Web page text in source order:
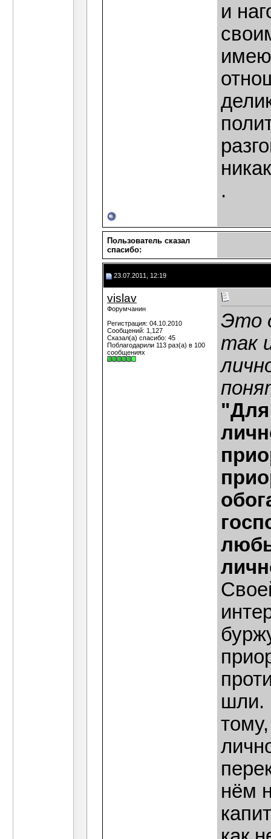
и
.
Пользователь сказал
cпасибо:
23.07.2011, 12:19
vislav
Форумчанин
Регистрация: 04.10.2010
Сообщений: 1,127
Сказал(а) спасибо: 45
Поблагодарили 113 раз(а) в 100
сообщениях
Это
так
"Для
шли.
нём